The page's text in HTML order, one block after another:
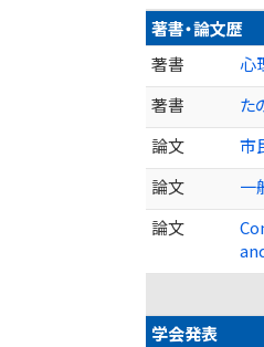
著書・論文歴
著書
心
著書
た
論文
市
論文
一
論文
学会発表